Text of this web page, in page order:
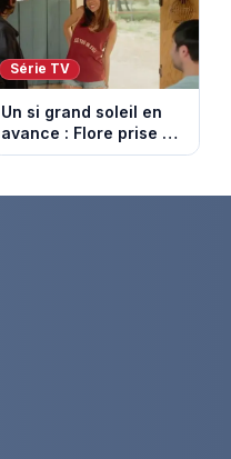
Série TV
Un si grand soleil en
avance : Flore prise au
piège. Episode du 6